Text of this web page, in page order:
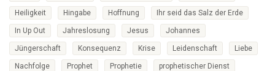
Heiligkeit Hingabe Hoffnung Ihr seid das Salz der Erde
In Up Out Jahreslosung Jesus Johannes
Jüngerschaft Konsequenz Krise Leidenschaft Liebe
Nachfolge Prophet Prophetie prophetischer Dienst